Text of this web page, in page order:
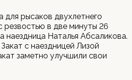
для рысаков двухлетнего
резвостью в две минуты 26
наездница Наталья Абсаликова.
с наездницей Лизой
заметно улучшили свои